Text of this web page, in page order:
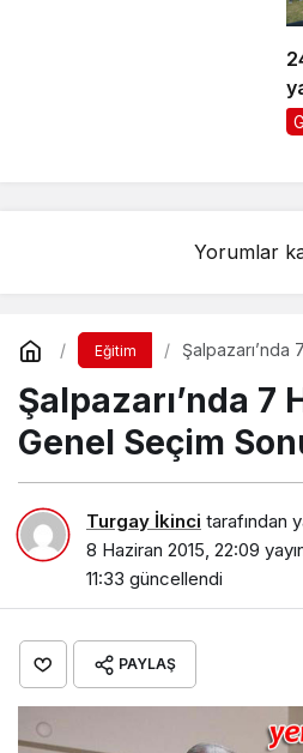
Yorumlar
Eğitim
Şalpazarı’nda
Şalpazarı’nda 7
Genel Seçim
Turgay İkinci tarafından
8 Haziran 2015, 22:09
11:33 güncellendi
PAYLAŞ